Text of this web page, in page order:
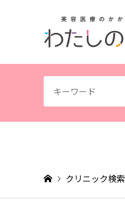
クリニック検索